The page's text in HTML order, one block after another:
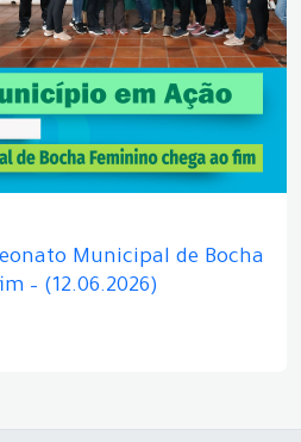
Municipal de Bocha
– (12.06.2026)